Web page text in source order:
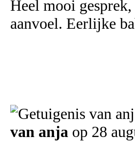
Heel mooi
aanvoel. Eerlijke
van anja op 28